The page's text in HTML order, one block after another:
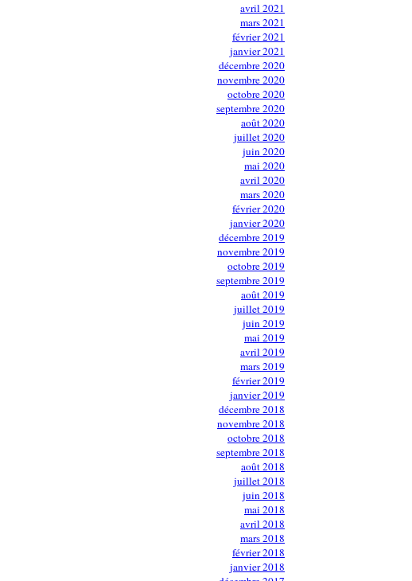
avril 2021
mars 2021
février 2021
janvier 2021
décembre 2020
novembre 2020
octobre 2020
septembre 2020
août 2020
juillet 2020
juin 2020
mai 2020
avril 2020
mars 2020
février 2020
janvier 2020
décembre 2019
novembre 2019
octobre 2019
septembre 2019
août 2019
juillet 2019
juin 2019
mai 2019
avril 2019
mars 2019
février 2019
janvier 2019
décembre 2018
novembre 2018
octobre 2018
septembre 2018
août 2018
juillet 2018
juin 2018
mai 2018
avril 2018
mars 2018
février 2018
janvier 2018